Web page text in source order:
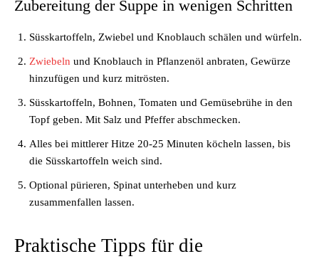
Zubereitung der Suppe in wenigen Schritten
Süsskartoffeln, Zwiebel und Knoblauch schälen und würfeln.
Zwiebeln und Knoblauch in Pflanzenöl anbraten, Gewürze
hinzufügen und kurz mitrösten.
Süsskartoffeln, Bohnen, Tomaten und Gemüsebrühe in den
Topf geben. Mit Salz und Pfeffer abschmecken.
Alles bei mittlerer Hitze 20-25 Minuten köcheln lassen, bis
die Süsskartoffeln weich sind.
Optional pürieren, Spinat unterheben und kurz
zusammenfallen lassen.
Praktische Tipps für die